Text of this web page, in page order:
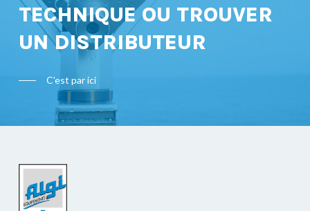
TECHNIQUE OU TROUVER
UN DISTRIBUTEUR
C'est par ici